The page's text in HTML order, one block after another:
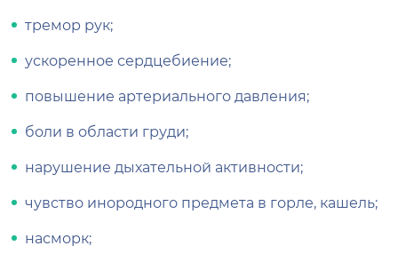
тремор рук;
ускоренное сердцебиение;
повышение артериального давления;
боли в области груди;
нарушение дыхательной активности;
чувство инородного предмета в горле, кашель;
насморк;